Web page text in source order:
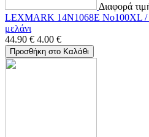
Διαφορά
LEXMARK 14N1068E No100XL
μελάνι
44.90 € 4.00 €
Προσθήκη στο Καλάθι